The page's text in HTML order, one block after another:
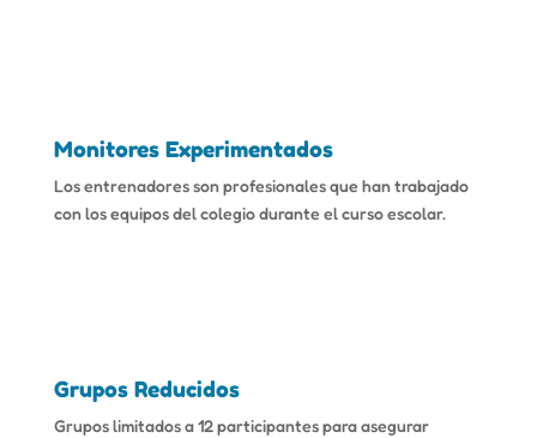
Monitores Experimentados
Los entrenadores son profesionales que han trabajado
con los equipos del colegio durante el curso escolar.
Grupos Reducidos
Grupos limitados a 12 participantes para asegurar